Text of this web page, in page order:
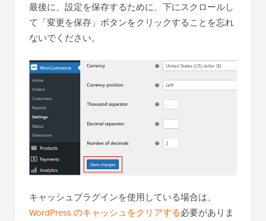
最後に、設定を保存するために、下にスクロールし
て「変更を保存」ボタンをクリックすることを忘れ
ないでください。
キャッシュプラグインを使用している場合は、
WordPress のキャッシュをクリアする必要がありま